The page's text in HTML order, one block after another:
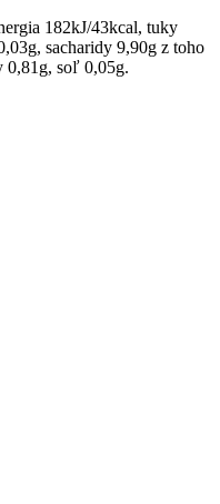
182kJ/43kcal, tuky
sacharidy 9,90g z toho
0,81g, soľ 0,05g.